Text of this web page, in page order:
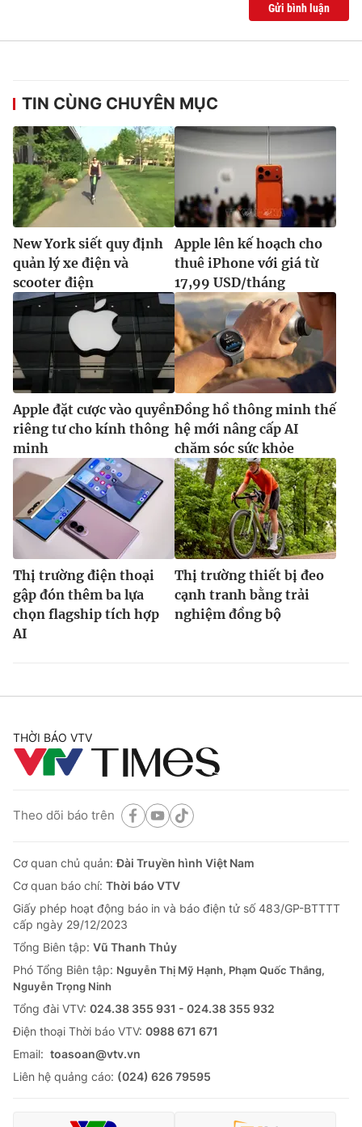
Gửi bình luận
TIN CÙNG CHUYÊN MỤC
New York siết quy định
quản lý xe điện và
scooter điện
Apple lên kế hoạch cho
thuê iPhone với giá từ
17,99 USD/tháng
Apple đặt cược vào quyền
riêng tư cho kính thông
minh
Đồng hồ thông minh thế
hệ mới nâng cấp AI
chăm sóc sức khỏe
Thị trường điện thoại
gập đón thêm ba lựa
chọn flagship tích hợp
AI
Thị trường thiết bị đeo
cạnh tranh bằng trải
nghiệm đồng bộ
THỜI BÁO VTV
Theo dõi báo trên
Cơ quan chủ quản:Đài Truyền hình Việt Nam
Cơ quan báo chí: Thời báo VTV
Giấy phép hoạt động báo in và báo điện tử số 483/GP-BTTTT
cấp ngày 29/12/2023
Tổng Biên tập: Vũ Thanh Thủy
Phó Tổng Biên tập: Nguyễn Thị Mỹ Hạnh, Phạm Quốc Thắng,
Nguyễn Trọng Ninh
Tổng đài VTV: 024.38 355 931 - 024.38 355 932
Ðiện thoại Thời báo VTV: 0988 671 671
Email: toasoan@vtv.vn
Liên hệ quảng cáo: (024) 626 79595